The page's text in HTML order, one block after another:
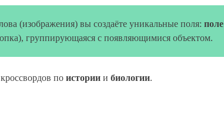
(изображения) вы создаёте уникальные поля: поле
группирующаяся с появляющимися объектом.
по истории и биологии.